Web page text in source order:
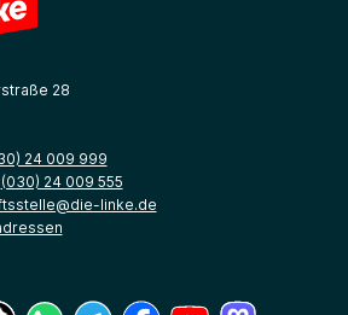
28
24 009 999
(030) 24 009 555
linke.de
ein neues Fenster)
öffnet ein neues Fenster)
(Link öffnet ein neues Fenster)
(Link öffnet ein neues Fenster)
(Link öffnet ein neues Fenster)
(Link öffnet ein neues
(Link öffnet ein